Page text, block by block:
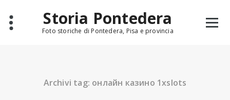
content
Storia Pontedera
Foto storiche di Pontedera, Pisa e provincia
Archivi tag: онлайн казино 1xslots